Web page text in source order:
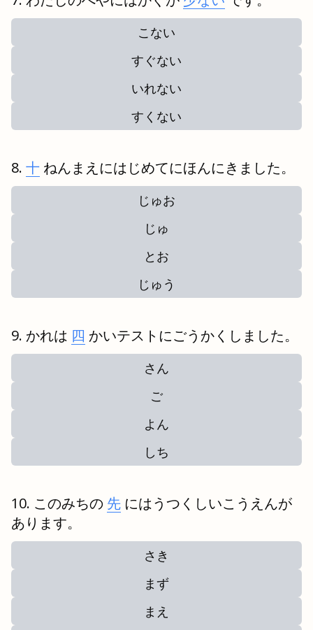
こない
すぐない
いれない
すくない
十 ねんまえにはじめてにほんにきました。
じゅお
じゅ
とお
じゅう
かれは 四 かいテストにごうかくしました。
さん
ご
よん
しち
このみちの 先 にはうつくしいこうえんが
あります。
さき
まず
まえ